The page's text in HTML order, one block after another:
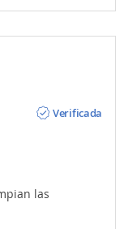
Verificada
las